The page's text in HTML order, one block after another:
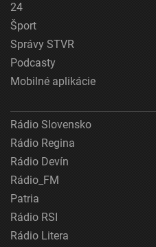
24
Šport
Správy STVR
Podcasty
Mobilné aplikácie
Rádio Slovensko
Rádio Regina
Rádio Devín
Rádio_FM
Patria
Rádio RSI
Rádio Litera